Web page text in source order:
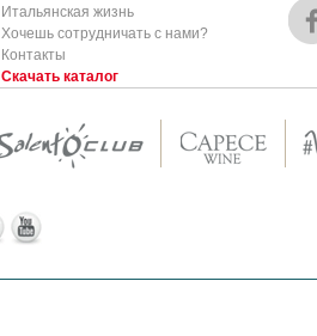
Итальянская жизнь
Хочешь сотрудничать с нами?
Контакты
Скачать каталог